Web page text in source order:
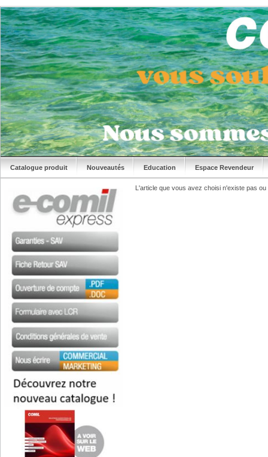
Catalogue produit Nouveautés Education Espace Revendeur
L'article que vous avez choisi n'existe pas